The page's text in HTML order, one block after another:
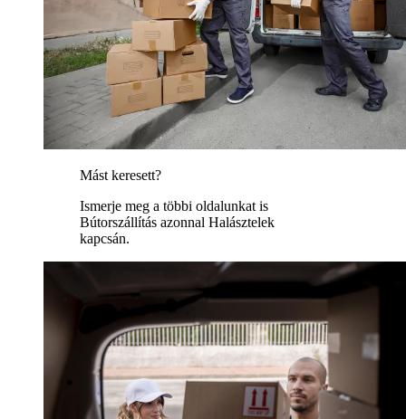
Mást keresett?
Ismerje meg a többi oldalunkat is
Bútorszállítás azonnal Halásztelek
kapcsán.